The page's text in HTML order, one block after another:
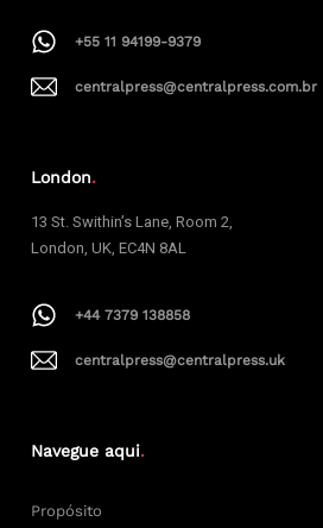
+55 11 94199-9379
centralpress@centralpress.com.br
London.
13 St. Swithin’s Lane, Room 2,
London, UK, EC4N 8AL
+44 7379 138858
centralpress@centralpress.uk
Navegue aqui.
Propósito